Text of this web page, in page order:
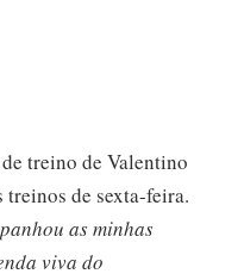
treino de Valentino
treinos de sexta-feira.
as minhas
viva do